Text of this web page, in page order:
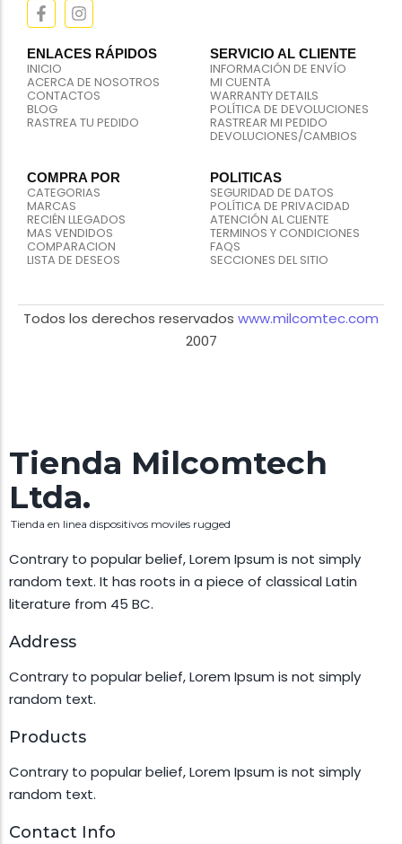
ENLACES RÁPIDOS
INICIO
ACERCA DE NOSOTROS
CONTACTOS
BLOG
RASTREA TU PEDIDO
SERVICIO AL CLIENTE
INFORMACIÓN DE ENVÍO
MI CUENTA
WARRANTY DETAILS
POLÍTICA DE DEVOLUCIONES
RASTREAR MI PEDIDO
DEVOLUCIONES/CAMBIOS
COMPRA POR
CATEGORIAS
MARCAS
RECIÉN LLEGADOS
MAS VENDIDOS
COMPARACION
LISTA DE DESEOS
POLITICAS
SEGURIDAD DE DATOS
POLÍTICA DE PRIVACIDAD
ATENCIÓN AL CLIENTE
TERMINOS Y CONDICIONES
FAQS
SECCIONES DEL SITIO
Todos los derechos reservados www.milcomtec.com
2007
Tienda Milcomtech
Ltda.
Tienda en linea dispositivos moviles rugged
Contrary to popular belief, Lorem Ipsum is not simply
random text. It has roots in a piece of classical Latin
literature from 45 BC.
Address
Contrary to popular belief, Lorem Ipsum is not simply
random text.
Products
Contrary to popular belief, Lorem Ipsum is not simply
random text.
Contact Info